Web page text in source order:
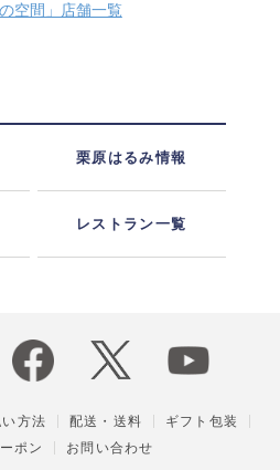
空間」店舗一覧
栗原はるみ情報
レストラン一覧
方法 配送・送料
ギフト包装
ポン
お問い合わせ